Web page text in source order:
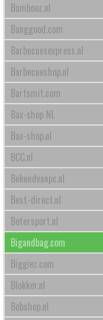
Bambooz.nl
Banggood.com
Barbecuesexpress.nl
Barbecueshop.nl
Bartsmit.com
Bax-shop NL
Bax-shop.nl
BCC.nl
Bekendvanpc.nl
Best-direct.nl
Betersport.nl
Bigandbag.com
Biggiez.com
Blokker.nl
Bobshop.nl